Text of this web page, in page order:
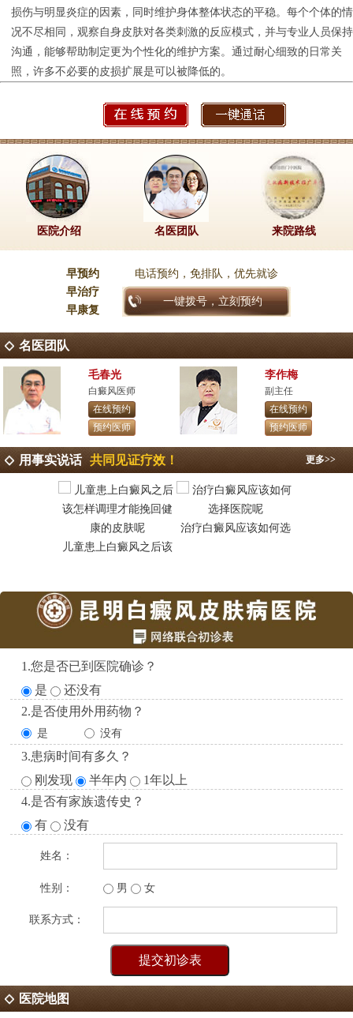
损伤与明显炎症的因素，同时维护身体整体状态的平稳。每个个体的情
况不尽相同，观察自身皮肤对各类刺激的反应模式，并与专业人员保持
沟通，能够帮助制定更为个性化的维护方案。通过耐心细致的日常关
照，许多不必要的皮损扩展是可以被降低的。
医院介绍 名医团队 来院路线
早预约
早治疗
早康复
电话预约，免排队，优先就诊
一键拨号，立刻预约
名医团队
毛春光
白癜风医师
在线预约
预约医师
李作梅
副主任
在线预约
预约医师
更多>>
用事实说话 共同见证疗效！
儿童患上白癜风之后该
治疗白癜风应该如何选
1.您是否已到医院确诊？
是
还没有
2.是否使用外用药物？
是 没有
3.患病时间有多久？
刚发现
半年内
1年以上
4.是否有家族遗传史？
有
没有
姓名：
性别： 男 女
联系方式：
医院地图